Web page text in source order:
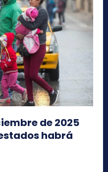
de 2025
habrá